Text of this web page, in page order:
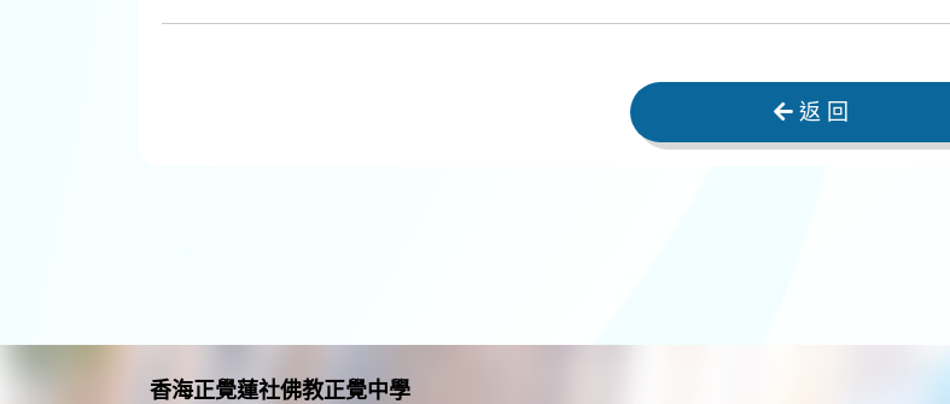
返 回
香海正覺蓮社佛教正覺中學